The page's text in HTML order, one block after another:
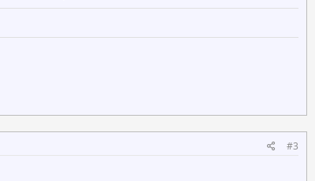
#3